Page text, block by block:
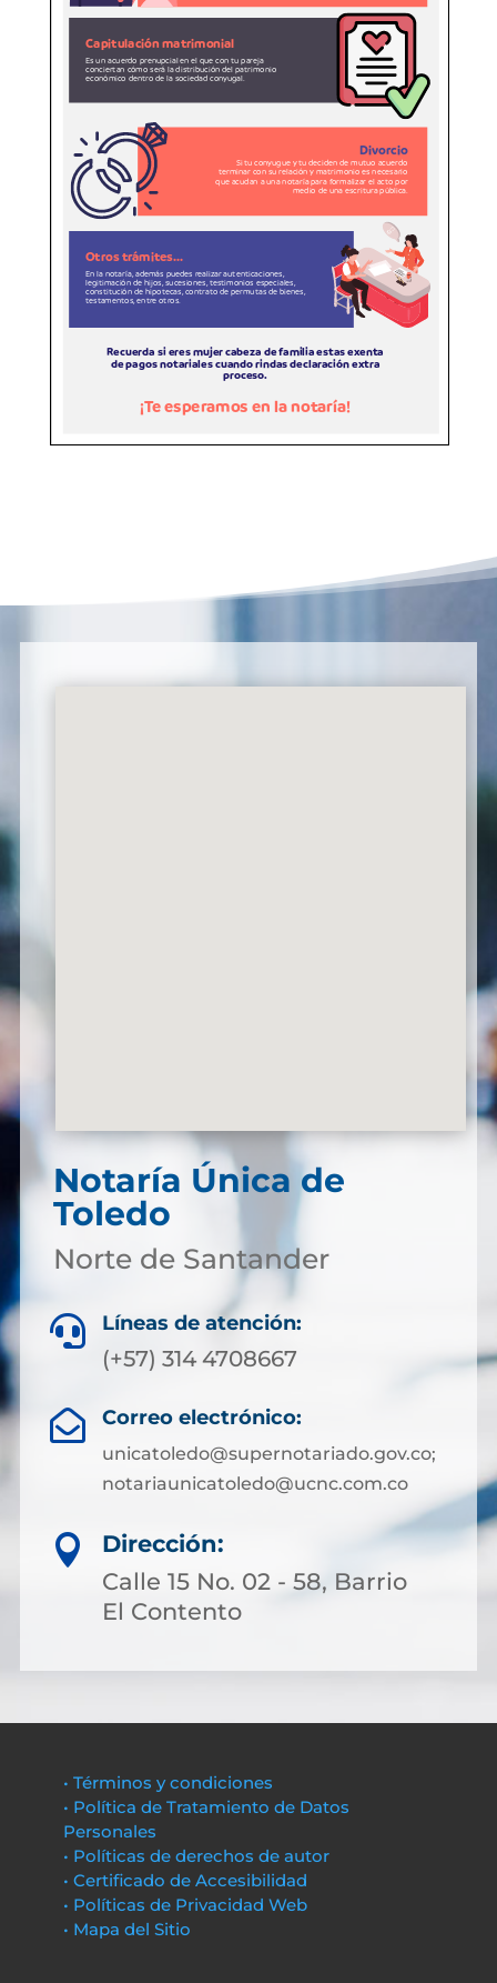
Notaría Única de
Toledo
Norte de Santander
 Líneas de atención:
(+57) 314 4708667
 Correo electrónico:
unicatoledo@supernotariado.gov.co;
notariaunicatoledo@ucnc.com.co

Dirección:
Calle 15 No. 02 - 58, Barrio
El Contento
• Términos y condiciones
• Política de Tratamiento de Datos
Personales
• Políticas de derechos de autor
• Certificado de Accesibilidad
• Políticas de Privacidad Web
• Mapa del Sitio